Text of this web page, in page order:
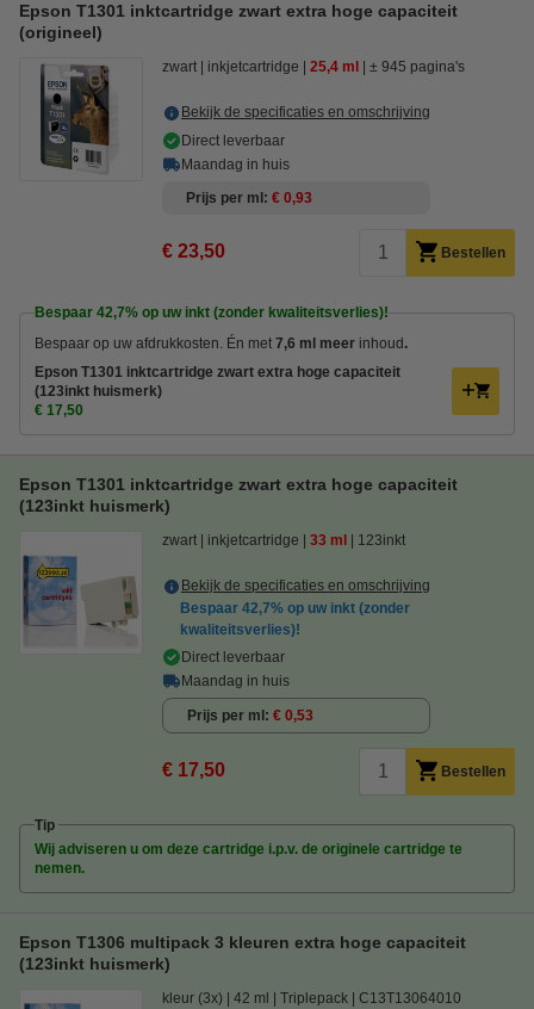
Epson T1301 inktcartridge zwart extra hoge capaciteit
(origineel)
zwart inkjetcartridge 25,4 ml ± 945 pagina's
Bekijk de specificaties en omschrijving
Direct leverbaar
Maandag in huis
Prijs per ml
€ 0,93
€ 23,50 Bestellen
Bespaar 42,7% op uw inkt (zonder kwaliteitsverlies)!
Bespaar op uw afdrukkosten. Én met 7,6 ml meer inhoud .
Epson T1301 inktcartridge zwart extra hoge capaciteit
(123inkt huismerk)
€ 17,50
Epson T1301 inktcartridge zwart extra hoge capaciteit
(123inkt huismerk)
zwart inkjetcartridge 33 ml 123inkt
Bekijk de specificaties en omschrijving
Bespaar 42,7% op uw inkt (zonder
kwaliteitsverlies)!
Direct leverbaar
Maandag in huis
Prijs per ml € 0,53
€ 17,50 Bestellen
Tip
Wij adviseren u om deze cartridge i.p.v. de originele cartridge te
nemen.
Epson T1306 multipack 3 kleuren extra hoge capaciteit
(123inkt huismerk)
kleur (3x) 42 ml Triplepack C13T13064010